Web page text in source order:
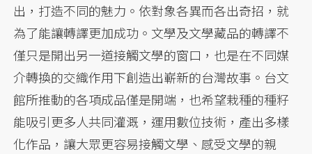
出，打造不同的魅力。依對象各異而各出奇招，就
為了能讓轉譯更加成功。文學及文學藏品的轉譯不
僅只是開出另一道接觸文學的窗口，也是在不同媒
介轉換的交織作用下創造出嶄新的台灣故事。台文
館所推動的各項成品僅是開端，也希望栽種的種籽
能吸引更多人共同灌溉，運用數位技術，產出多樣
化作品，讓大眾更容易接觸文學、感受文學的親